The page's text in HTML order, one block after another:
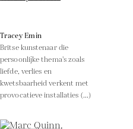
Tracey Emin
Britse kunstenaar die
persoonlijke thema's zoals
liefde, verlies en
kwetsbaarheid verkent met
provocatieve installaties (...)